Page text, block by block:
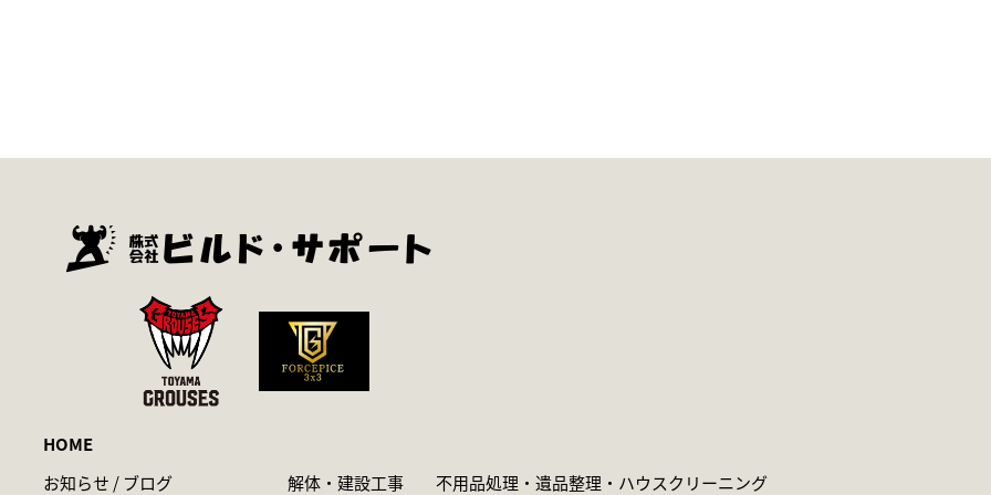
HOME
お知らせ / ブログ
解体・建設工事 不用品処理・遺品整理・ ハウスクリーニング